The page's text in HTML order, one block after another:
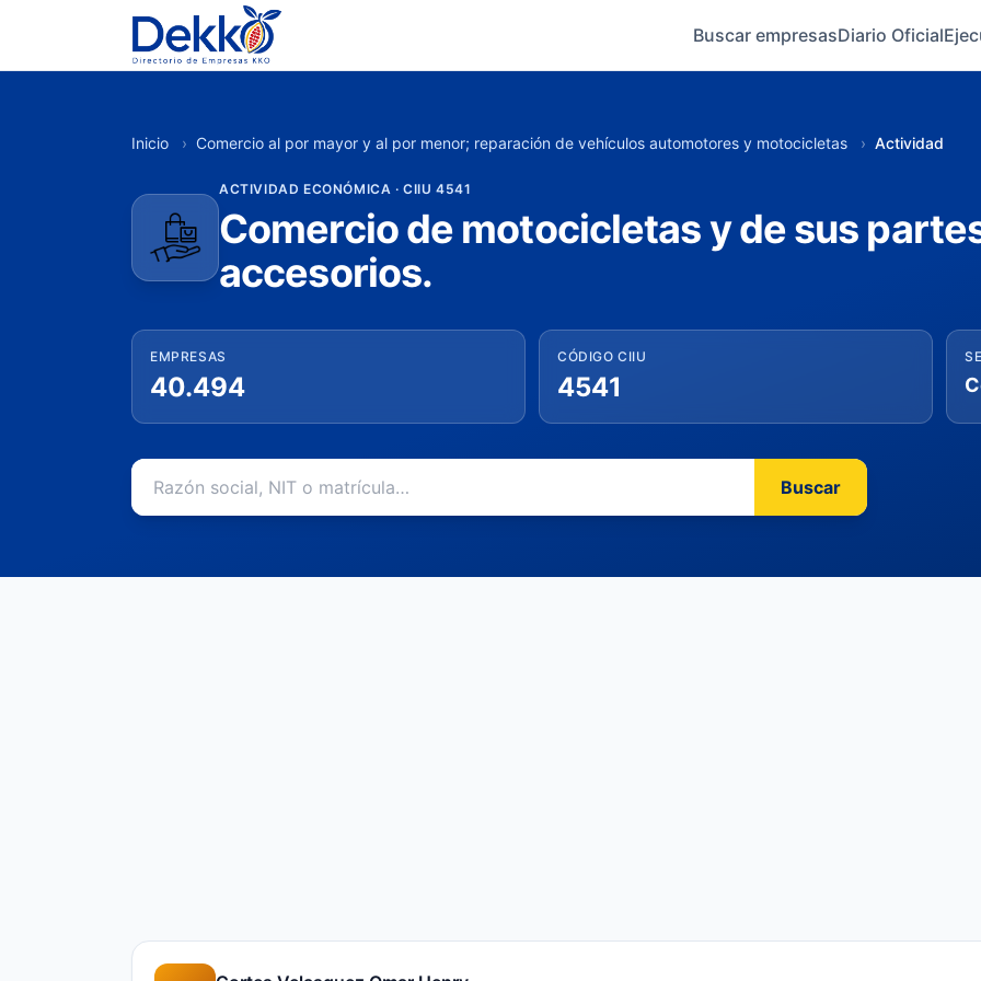
Buscar empresasDiario Oficial
Inicio › Comercio al por mayor y al por menor; reparación de vehículos automotores y motocicletas › Actividad
ACTIVIDAD ECONÓMICA · CIIU 4541
Comercio de motocicletas y de sus
accesorios.
EMPRESAS
40.494
CÓDIGO CIIU
4541
Buscar